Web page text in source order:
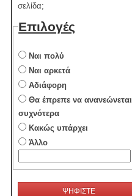
σελίδα;
Επιλογές
Ναι πολύ
Ναι αρκετά
Αδιάφορη
Θα έπρεπε να ανανεώνεται
συχνότερα
Κακώς υπάρχει
Άλλο
ΨΗΦΙΣΤΕ